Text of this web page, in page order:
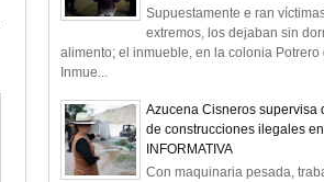
Supuestamente e ran
extremos, los dejaban sin
alimento; el inmueble, en la colonia Potrero
Inmue...
Azucena Cisneros supervisa
de construcciones ilegales
INFORMATIVA
Con maquinaria pesada,